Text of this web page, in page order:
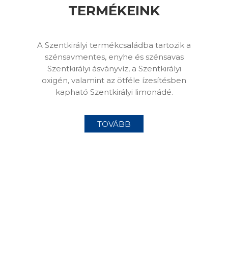
TERMÉKEINK
A Szentkirályi termékcsaládba tartozik a
szénsavmentes, enyhe és szénsavas
Szentkirályi ásványvíz, a Szentkirályi
oxigén, valamint az ötféle ízesítésben
kapható Szentkirályi limonádé.
TOVÁBB